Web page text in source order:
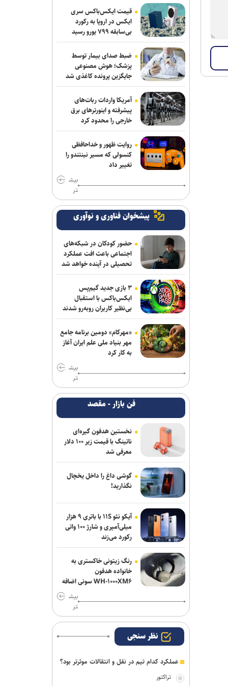
دنیامالی به دعوت رسمی وزیر ورزش
آذربایجان به باکو سفر می‌کند
جدایی قطعی رضاییان از استقلال + عکس
ابهامات یک بیانیه؛ از پاسخ مبهم فیفا در
مورد اندونگ تا استعلامِ آسانی
آراسته و کومار به نساجی پیوستند
آخرین رنکینگ جهانی تیراندازان/ رستمیان
در رده پنجم؛ گل خندان در میان ۲۰ نفر
برتر و صعود چشمگیر چهل امیرانی
استارت درمان نایب‌قهرمان المپیک و جهان
برای شرکت در مسابقات جهانی قزاقستان
ارائه خدمات رایگان مجموعه توچال به
اصحاب رسانه
شکوری: امیدوارم برخلاف گذشته، بتوانیم
در رده امید به موفقیت برسیم
آرمان الهی بعد از جهانی باکو، به جهانی
اسلواکی می‌رود/ عنوان‌دار ایرانی جهان که
قهرمان ۲ رشته آزاد و فرنگی شده بود
رسمی| پنجره استقلال بسته ماند
سالاری مشاور مدیرعامل پرسپولیس شد
رسمی؛ عالیشاه به گل‌گهر پیوست
اعلام اسامی نامزدهای تایید صلاحیت شده
ریاست فدراسیون بدنسازی و پرورش اندام/
حضور عضو هیات مدیره پرسپولیس
تکواندو هانمادانگ ۲۰۲۶| پایان کار
نمایندگان ایران با کسب ۲۶ مدال
ربیعی سرمربی شاهین بندرعامری شد
کلباسی به چادرملو پیوست
تغییر ساختار در معاونت ورزشی باشگاه
پرسپولیس؛ تشکیل سه مدیریت مستقل
آراسته به نساجی پیوست
قیمت ایکس‌باکس سری
ایکس در اروپا به رکورد
بی‌سابقه ۷۹۹ یورو رسید
ضبط صدای بیمار توسط
پزشک؛ هوش مصنوعی
جایگزین پرونده کاغذی شد
آمریکا واردات ربات‌های
پیشرفته و اینورترهای برق
خارجی را محدود کرد
روایت ظهور و خداحافظی
کنسولی که مسیر نینتندو را
تغییر داد
بیش
تر
پیشخوان فناوری و نوآوری
حضور کودکان در شبکه‌های
اجتماعی باعث افت عملکرد
تحصیلی در آینده خواهد شد
۳ بازی جدید گیم‌پس
ایکس‌باکس با استقبال
بی‌نظیر کاربران روبه‌رو شدند
«مهرکام» دومین برنامه جامع
مهر بنیاد ملی علم ایران آغاز
به کار کرد
بیش
تر
فن بازار - مقصد
نخستین هدفون گیره‌ای
ناتینگ با قیمت زیر ۱۰۰ دلار
معرفی شد
گوشی داغ را داخل یخچال
نگذارید!
آیکو نئو ۱۱S با باتری ۹ هزار
میلی‌آمپری و شارژ ۱۰۰ واتی
رکورد می‌زند
رنگ زیتونی خاکستری به
خانواده هدفون
WH-۱۰۰۰XM۶ سونی اضافه
بیش
تر
نظر سنجی
عملکرد کدام تیم در نقل و انتقالات موثرتر بود؟
تراکتور